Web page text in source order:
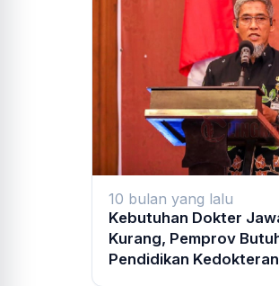
10 bulan yang lalu
Kebutuhan Dokter
Kurang, Pemprov
Pendidikan Kedokteran